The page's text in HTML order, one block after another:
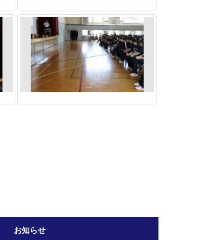
お知らせ